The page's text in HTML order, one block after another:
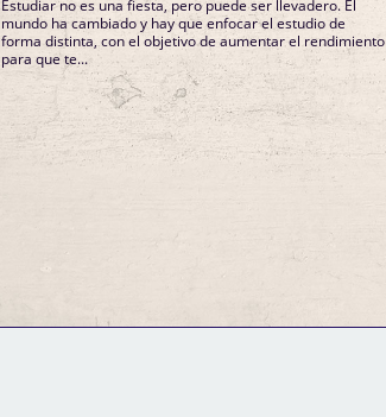
Estudiar no es una fiesta, pero puede ser llevadero. El
mundo ha cambiado y hay que enfocar el estudio de
forma distinta, con el objetivo de aumentar el rendimiento
para que te...